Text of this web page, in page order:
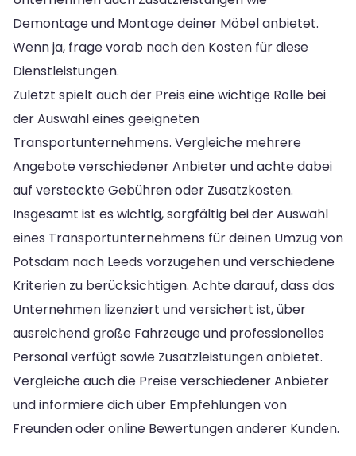
Demontage und Montage deiner Möbel anbietet.
Wenn ja, frage vorab nach den Kosten für diese
Dienstleistungen.
Zuletzt spielt auch der Preis eine wichtige Rolle bei
der Auswahl eines geeigneten
Transportunternehmens. Vergleiche mehrere
Angebote verschiedener Anbieter und achte dabei
auf versteckte Gebühren oder Zusatzkosten.
Insgesamt ist es wichtig, sorgfältig bei der Auswahl
eines Transportunternehmens für deinen Umzug von
Potsdam nach Leeds vorzugehen und verschiedene
Kriterien zu berücksichtigen. Achte darauf, dass das
Unternehmen lizenziert und versichert ist, über
ausreichend große Fahrzeuge und professionelles
Personal verfügt sowie Zusatzleistungen anbietet.
Vergleiche auch die Preise verschiedener Anbieter
und informiere dich über Empfehlungen von
Freunden oder online Bewertungen anderer Kunden.